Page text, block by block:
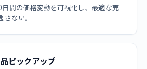
日間の価格変動を可視化し、最適な売
さない。
ピックアップ